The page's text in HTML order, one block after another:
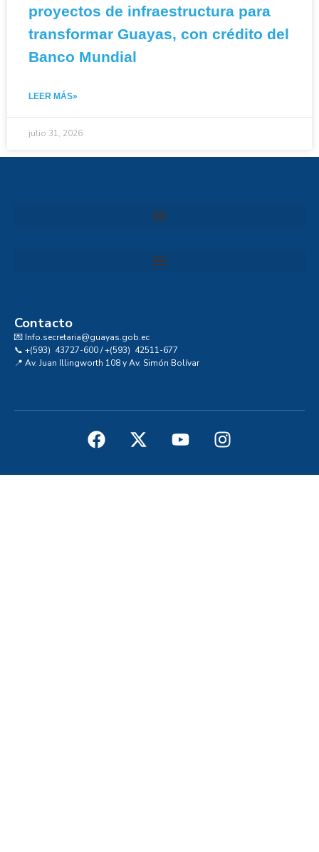
proyectos de infraestructura para
transformar Guayas, con crédito del
Banco Mundial
LEER MÁS»
julio 31, 2026
Contacto
💌 Info.secretaria@guayas.gob.ec
📞 +(593) 43727-600 / +(593) 42511-677
📍 Av. Juan Illingworth 108 y Av. Simón Bolívar